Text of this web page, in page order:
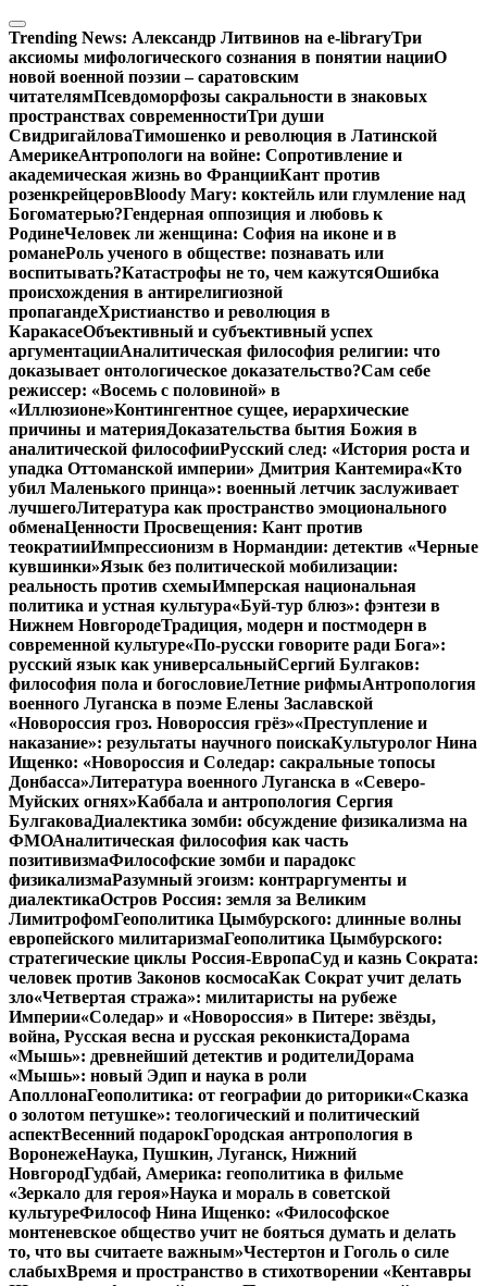
Перейти
к
содержимому
Trending News: Александр Литвинов на e-libraryТри
аксиомы мифологического сознания в понятии нацииО
новой военной поэзии – саратовским
читателямПсевдоморфозы сакральности в знаковых
пространствах современностиТри души
СвидригайловаТимошенко и революция в Латинской
АмерикеАнтропологи на войне: Сопротивление и
академическая жизнь во ФранцииКант против
розенкрейцеровBloody Mary: коктейль или глумление над
Богоматерью?Гендерная оппозиция и любовь к
РодинеЧеловек ли женщина: София на иконе и в
романеРоль ученого в обществе: познавать или
воспитывать?Катастрофы не то, чем кажутсяОшибка
происхождения в антирелигиозной
пропагандеХристианство и революция в
КаракасеОбъективный и субъективный успех
аргументацииАналитическая философия религии: что
доказывает онтологическое доказательство?Сам себе
режиссер: «Восемь с половиной» в
«Иллюзионе»Контингентное сущее, иерархические
причины и материяДоказательства бытия Божия в
аналитической философииРусский след: «История роста и
упадка Оттоманской империи» Дмитрия Кантемира«Кто
убил Маленького принца»: военный летчик заслуживает
лучшегоЛитература как пространство эмоционального
обменаЦенности Просвещения: Кант против
теократииИмпрессионизм в Нормандии: детектив «Черные
кувшинки»Язык без политической мобилизации:
реальность против схемыИмперская национальная
политика и устная культура«Буй-тур блюз»: фэнтези в
Нижнем НовгородеТрадиция, модерн и постмодерн в
современной культуре«По-русски говорите ради Бога»:
русский язык как универсальныйСергий Булгаков:
философия пола и богословиеЛетние рифмыАнтропология
военного Луганска в поэме Елены Заславской
«Новороссия гроз. Новороссия грёз»«Преступление и
наказание»: результаты научного поискаКультуролог Нина
Ищенко: «Новороссия и Соледар: сакральные топосы
Донбасса»Литература военного Луганска в «Северо-
Муйских огнях»Каббала и антропология Сергия
БулгаковаДиалектика зомби: обсуждение физикализма на
ФМОАналитическая философия как часть
позитивизмаФилософские зомби и парадокс
физикализмаРазумный эгоизм: контраргументы и
диалектикаОстров Россия: земля за Великим
ЛимитрофомГеополитика Цымбурского: длинные волны
европейского милитаризмаГеополитика Цымбурского:
стратегические циклы Россия-ЕвропаСуд и казнь Сократа:
человек против Законов космосаКак Сократ учит делать
зло«Четвертая стража»: милитаристы на рубеже
Империи«Соледар» и «Новороссия» в Питере: звёзды,
война, Русская весна и русская реконкистаДорама
«Мышь»: древнейший детектив и родителиДорама
«Мышь»: новый Эдип и наука в роли
АполлонаГеополитика: от географии до риторики«Сказка
о золотом петушке»: теологический и политический
аспектВесенний подарокГородская антропология в
ВоронежеНаука, Пушкин, Луганск, Нижний
НовгородГудбай, Америка: геополитика в фильме
«Зеркало для героя»Наука и мораль в советской
культуреФилософ Нина Ищенко: «Философское
монтеневское общество учит не бояться думать и делать
то, что вы считаете важным»Честертон и Гоголь о силе
слабыхВремя и пространство в стихотворении «Кентавры